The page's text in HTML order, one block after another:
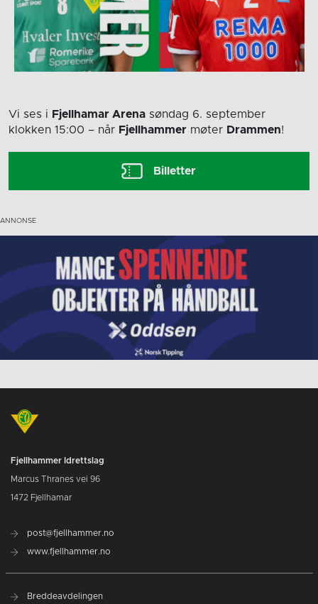
Vi ses i Fjellhamar Arena søndag 6. september
klokken 15:00 – når Fjellhammer møter Drammen!
Billetter
Fjellhammer Idrettslag
Marcus Thranes vei 96
1472 Fjellhamar
post@fjellhammer.no
www.fjellhammer.no
Breddeavdelingen